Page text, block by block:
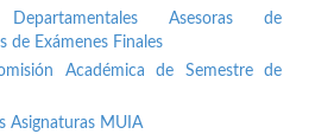
Departamentales Asesoras de
de Exámenes Finales
Académica de Semestre de
Asignaturas MUIA